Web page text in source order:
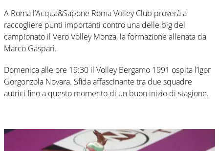
A Roma l’Acqua&Sapone Roma Volley Club proverà a
raccogliere punti importanti contro una delle big del
campionato il Vero Volley Monza, la formazione allenata da
Marco Gaspari.
Domenica alle ore 19:30 il Volley Bergamo 1991 ospita l’Igor
Gorgonzola Novara. Sfida affascinante tra due squadre
autrici fino a questo momento di un buon inizio di stagione.